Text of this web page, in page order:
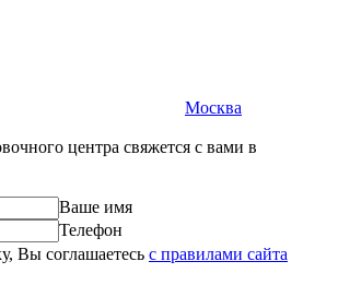
Москва
центра свяжется с вами в
Ваше имя
Телефон
Вы соглашаетесь c правилами сайта